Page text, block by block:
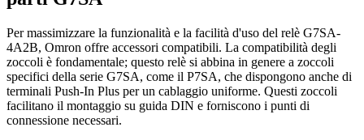
Per massimizzare la funzionalità e la facilità d'uso del relè G7SA-
4A2B, Omron offre accessori compatibili. La compatibilità degli
zoccoli è fondamentale; questo relè si abbina in genere a zoccoli
specifici della serie G7SA, come il P7SA, che dispongono anche di
terminali Push-In Plus per un cablaggio uniforme. Questi zoccoli
facilitano il montaggio su guida DIN e forniscono i punti di
connessione necessari.